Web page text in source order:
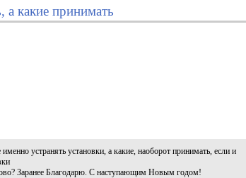
а какие принимать
устранять установки, а какие, наоборот принимать, если и
Заранее Благодарю. С наступающим Новым годом!